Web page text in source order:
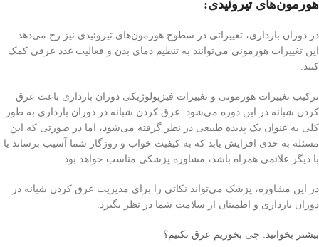
هورمون‌های تیروئیدی:
در دوران بارداری، تغییراتی در سطوح هورمون‌های تیروئیدی نیز رخ می‌دهد.
این تغییرات هورمونی می‌توانند به تنظیم دمای بدن و فعالیت غدد عرقی کمک
کنند.
ترکیب تغییرات هورمونی و تغییرات فیزیولوژیکی دوران بارداری باعث عرق
کردن شبانه در این دوره می‌شود. عرق کردن شبانه در دوران بارداری به طور
کلی به عنوان یک پدیده طبیعی در نظر گرفته می‌شود، اما در صورتی که این
مسئله به حدی افزایش یابد که به کیفیت خواب و روزگار شما آسیب برساند یا
با دیگر علائمی همراه باشد، مشاوره پزشکی مناسب خواهد بود.
در این مشاوره، پزشک می‌تواند نکاتی را برای مدیریت عرق کردن شبانه در
دوران بارداری و اطمینان از سلامت شما در نظر بگیرد.
بیشتر بخوانید: چی بخوریم عرق نکنیم؟